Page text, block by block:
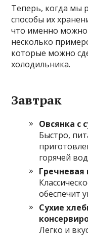
Теперь, когда мы
способы их
что именно
несколько
которые можно
холодильника.
Завтрак
Овсянка с
Быстро,
горячей
обеспечит
Сухие
Легко и